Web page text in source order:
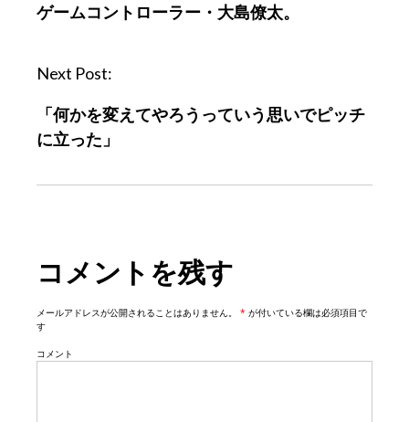
s
n
i
a
o
ゲームコントローラー・大島僚太。
Next Post:
「何かを変えてやろうっていう思いでピッチ
に立った」
コメントを残す
メールアドレスが公開されることはありません。 * が付いている欄は必須項目で
す
コメント